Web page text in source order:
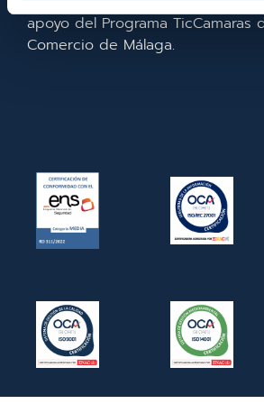
apoyo del Programa TicCamaras
Comercio de Málaga.